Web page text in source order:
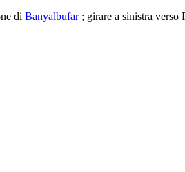
di Banyalbufar; girare a sinistra verso